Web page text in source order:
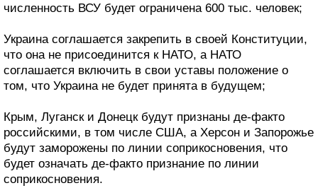
численность ВСУ будет ограничена 600 тыс. человек;
Украина соглашается закрепить в своей Конституции,
что она не присоединится к НАТО, а НАТО
соглашается включить в свои уставы положение о
том, что Украина не будет принята в будущем;
Крым, Луганск и Донецк будут признаны де-факто
российскими, в том числе США, а Херсон и Запорожье
будут заморожены по линии соприкосновения, что
будет означать де-факто признание по линии
соприкосновения.